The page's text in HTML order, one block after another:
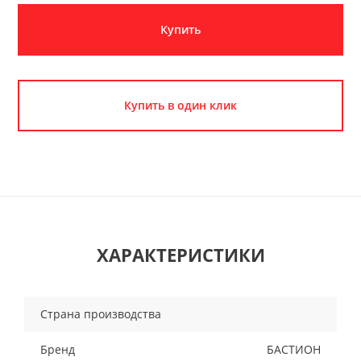
Купить
Купить в один клик
ХАРАКТЕРИСТИКИ
Страна производства
Бренд БАСТИОН